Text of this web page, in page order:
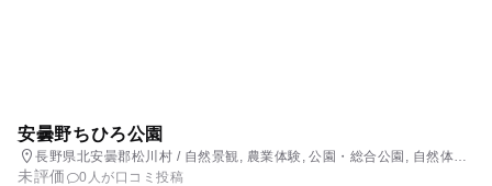
安曇野ちひろ公園
長野県北安曇郡松川村 / 自然景観, 農業体験, 公園・総合公園, 自然体
験・アクティビティ
未評価
0人が口コミ投稿